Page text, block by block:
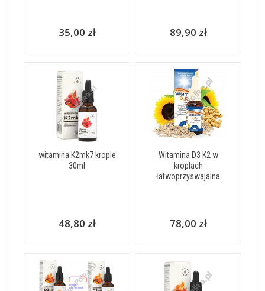
35,00 zł 89,90 zł
witamina K2mk7 krople
30ml
48,80 zł
Witamina D3 K2 w
kroplach
łatwoprzyswajalna
78,00 zł